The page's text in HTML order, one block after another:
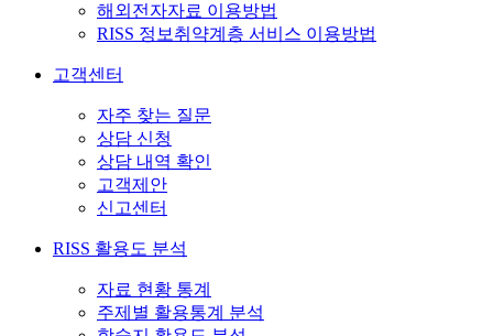
해외전자자료 이용방법
RISS 정보취약계층 서비스 이용방법
고객센터
자주 찾는 질문
상담 신청
상담 내역 확인
고객제안
신고센터
RISS 활용도 분석
자료 현황 통계
주제별 활용통계 분석